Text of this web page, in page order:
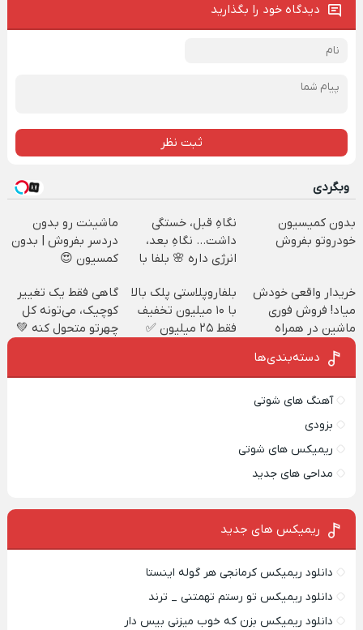
دیدگاه خود را بگذارید
ثبت نظر
وبگردی
بدون کمیسیون
خودروتو بفروش
نگاهِ قبل، خستگی
داشت... نگاهِ بعد،
انرژی داره 🌸 بلفا با
ماشینت رو بدون
دردسر بفروش | بدون
کمسیون 😍
خریدار واقعی خودش
میاد! فروش فوری
ماشین در همراه
مکانیک
بلفاروپلاستی پلک بالا
با ۱۰ میلیون تخفیف
فقط ۲۵ میلیون ✅
گاهی فقط یک تغییر
کوچیک، می‌تونه کل
چهرتو متحول کنه 💚
دسته‌بندی‌ها
آهنگ های شوتی
بزودی
ریمیکس های شوتی
مداحی های جدید
ریمیکس‌ های جدید
دانلود ریمیکس کرمانجی هر گوله اینستا
دانلود ریمیکس تو رستم تهمتنی _ ترند
دانلود ریمیکس بزن که خوب میزنی بیس دار